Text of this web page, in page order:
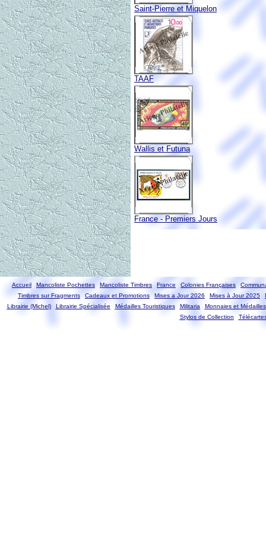
Saint-Pierre et Miquelon
TAAF
Wallis et Futuna
France - Premiers Jours
Accueil Mancoliste Pochettes Mancoliste Timbres France Colonies Françaises
Timbres sur Fragments
Cadeaux et Promotions Mises a Jour 2026 Mises à Jour 2025
Librairie (Michel)
Librairie Spécialisée Médailles Touristiques Militaria
Monnaies et Médailles
Stylos de Collection